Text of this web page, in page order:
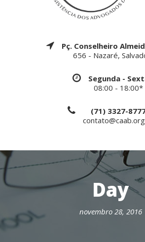
Pç. Conselheiro
656 - Nazaré,
Segunda -
08:00 - 18:00*
(71) 3327-
Day
novembro 28, 2016